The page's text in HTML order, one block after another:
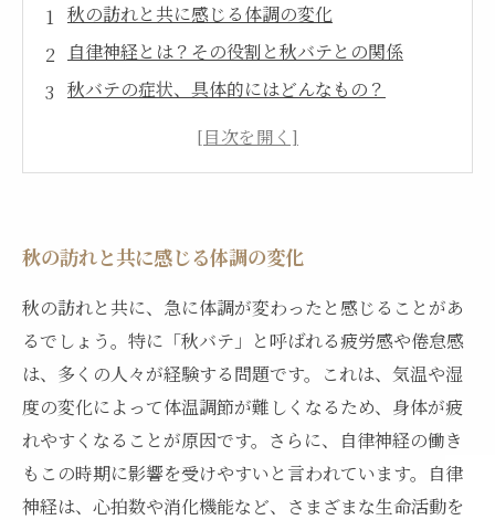
秋の訪れと共に感じる体調の変化
自律神経とは？その役割と秋バテとの関係
秋バテの症状、具体的にはどんなもの？
ストレスと生活習慣が自律神経に与える影響
う
秋の訪れと共に感じる体調の変化
秋の訪れと共に、急に体調が変わったと感じることがあ
るでしょう。特に「秋バテ」と呼ばれる疲労感や倦怠感
は、多くの人々が経験する問題です。これは、気温や湿
度の変化によって体温調節が難しくなるため、身体が疲
れやすくなることが原因です。さらに、自律神経の働き
もこの時期に影響を受けやすいと言われています。自律
神経は、心拍数や消化機能など、さまざまな生命活動を